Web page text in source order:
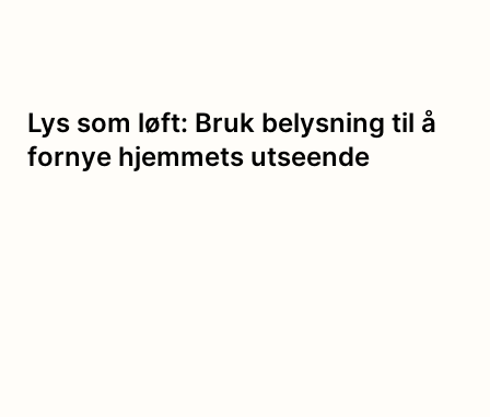
Lys som løft: Bruk belysning til å
fornye hjemmets utseende